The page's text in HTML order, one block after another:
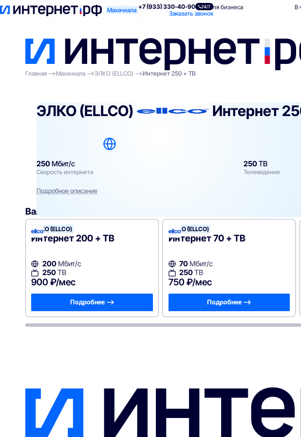
Махачкала +7 (933) 330-40-90 24/7
Заказать звонок
Поиск по адресу Для квартиры Для бизнеса В
Главная
Махачкала ЭЛКО (ELLCO) Интернет 250 + ТВ
ЭЛКО (ELLCO) Интернет
250Мбит/с
Скорость интернета
250ТВ
Телевидение
Подробное описание
Вам могут подойти
ЭЛКО (ELLCO)
Интернет 200 + ТВ
200Мбит/с
250ТВ
900 ₽/мес
Подробнее —>
ЭЛКО (ELLCO)
Интернет 70 + ТВ
70 Мбит/с
250ТВ
750 ₽/мес
Подробнее —>